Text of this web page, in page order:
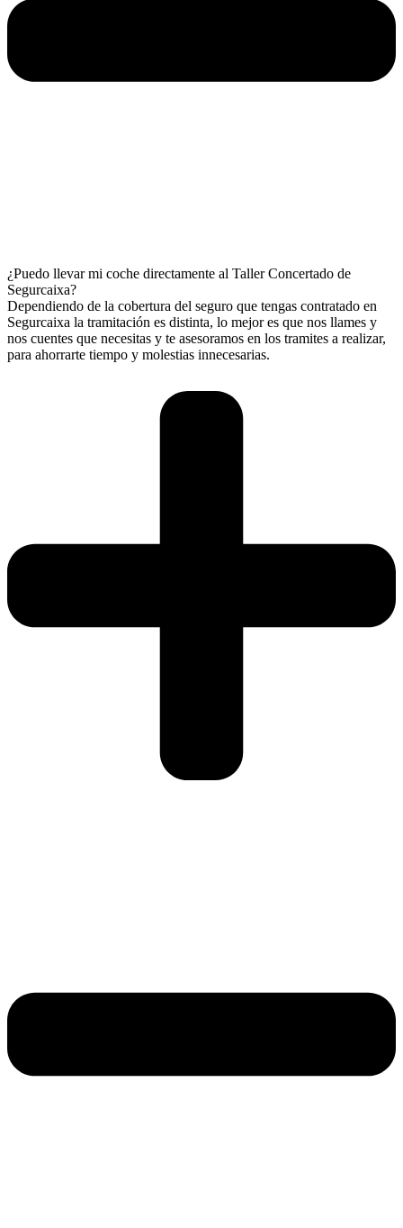
¿Puedo llevar mi coche directamente al Taller Concertado de
Segurcaixa?
Dependiendo de la cobertura del seguro que tengas contratado en
Segurcaixa la tramitación es distinta, lo mejor es que nos llames y
nos cuentes que necesitas y te asesoramos en los tramites a realizar,
para ahorrarte tiempo y molestias innecesarias.